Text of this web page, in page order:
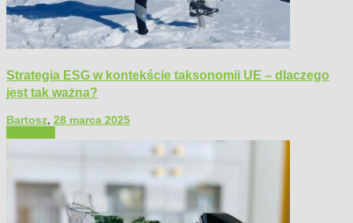
Strategia ESG w kontekście taksonomii UE – dlaczego
jest tak ważna?
Bartosz, 28 marca 2025